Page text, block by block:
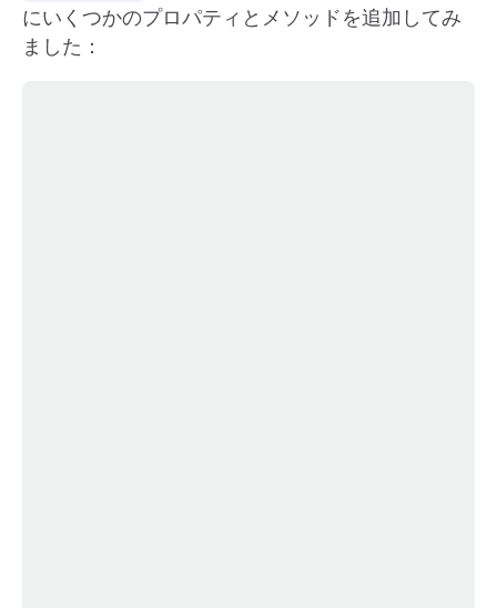
にいくつかのプロパティとメソッドを追加してみ
ました：